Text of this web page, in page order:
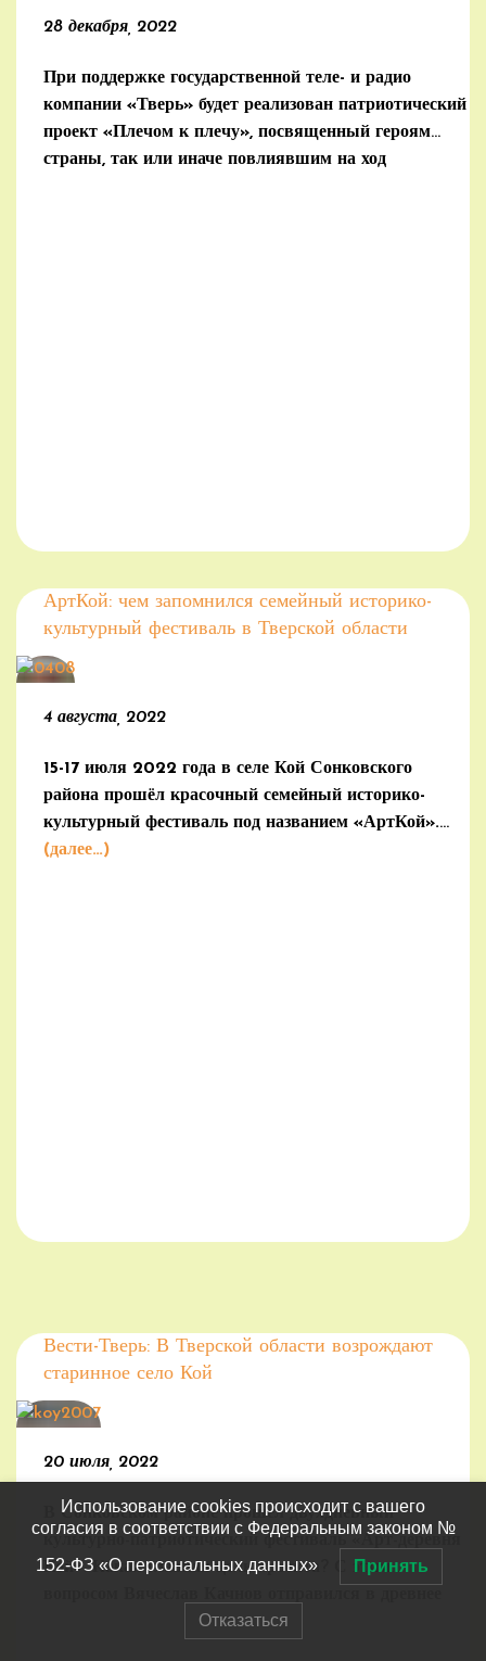
28 декабря, 2022
При поддержке государственной теле- и радио
компании «Тверь» будет реализован патриотический
проект «Плечом к плечу», посвященный героям
страны, так или иначе повлиявшим на ход
АртКой: чем запомнился семейный историко-
культурный фестиваль в Тверской области
4 августа, 2022
15-17 июля 2022 года в селе Кой Сонковского
района прошёл красочный семейный историко-
культурный фестиваль под названием «АртКой».
(далее…)
Вести-Тверь: В Тверской области возрождают
старинное село Кой
20 июля, 2022
В Сонковском районе прошел двухдневный
культурно-патриотический фестиваль «Арт-деревня
Кой». Какая главная цель проекта? С этим
село на северо-востоке Верхневолжья.
Использование cookies происходит с вашего
согласия в соответствии с Федеральным законом №
152-ФЗ «О персональных данных» Принять
Отказаться